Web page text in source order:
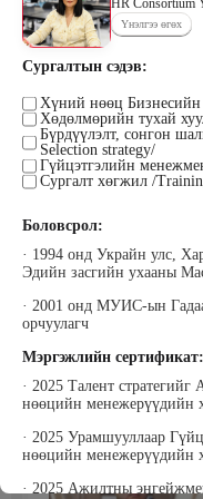
HR Consortium
Үнэлгээ өгөх
Сургалтын сэдэв:
Хүний нөөц Бизнесийн
Хөдөлмөрийн тухай
Бүрдүүлэлт, сонгон
Selection strategy/
Гүйцэтгэлийн
Сургалт хөгжил /
Боловсрол:
· 1994 онд Украйн улс,
Эдийн засгийн ухааны
· 2001 онд МУИС-ын
орчуулагч
Мэргэжлийн сертификат:
· 2025 Талент
нөөцийн менежерүүдийн
· 2025 Урамшууллаар
нөөцийн менежерүүдийн
· 2025 Ажилтны
Наран анд консалтинг”
Захирал
Прус Центр ХХК-ийн
шинжилгээ үнэлгээний дарга
ISO4500; ISO9001 нэгдсэн
тогтолцооны